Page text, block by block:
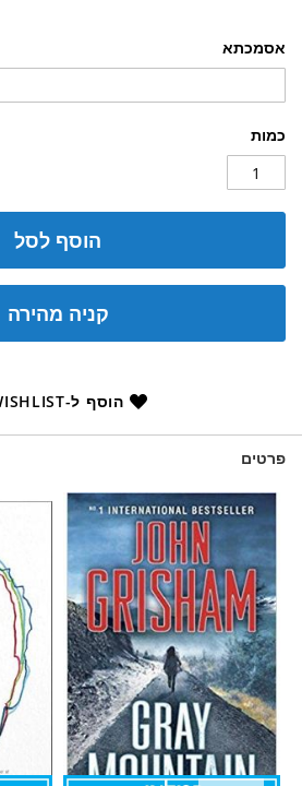
אסמכתא
כמות
הוסף לסל
קניה מהירה
הוסף ל-WISHLIST
פרטים